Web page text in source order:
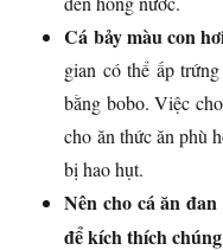
Cá bảy màu con
gian có thể ấp
bằng bobo. Việc
cho ăn thức ăn phù
bị hao hụt.
Nên cho cá ăn
để kích thích